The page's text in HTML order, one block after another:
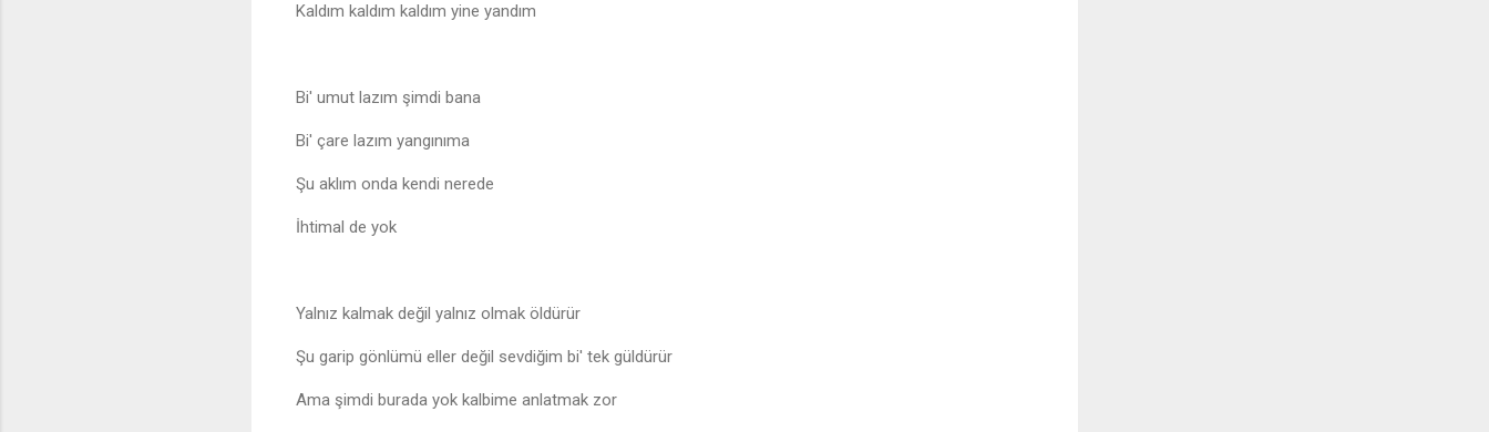
Kaldım kaldım kaldım yine yandım
Bi' umut lazım şimdi bana
Bi' çare lazım yangınıma
Şu aklım onda kendi nerede
İhtimal de yok
Yalnız kalmak değil yalnız olmak öldürür
Şu garip gönlümü eller değil sevdiğim bi' tek güldürür
Ama şimdi burada yok kalbime anlatmak zor